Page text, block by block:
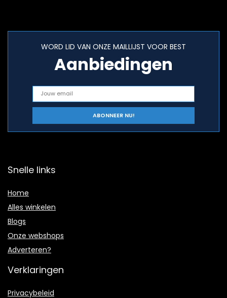
WORD LID VAN ONZE MAILLIJST VOOR BEST
Aanbiedingen
Snelle links
Home
Alles winkelen
Blogs
Onze webshops
Adverteren?
Verklaringen
Privacybeleid